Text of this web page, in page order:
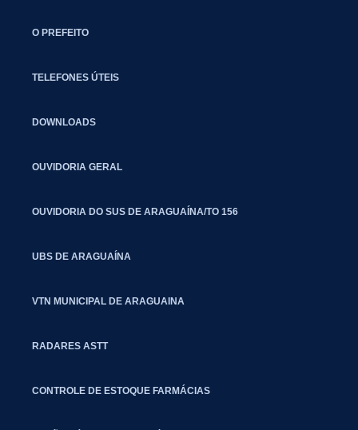
O PREFEITO
TELEFONES ÚTEIS
DOWNLOADS
OUVIDORIA GERAL
OUVIDORIA DO SUS DE ARAGUAÍNA/TO 156
UBS DE ARAGUAÍNA
VTN MUNICIPAL DE ARAGUAINA
RADARES ASTT
CONTROLE DE ESTOQUE FARMÁCIAS